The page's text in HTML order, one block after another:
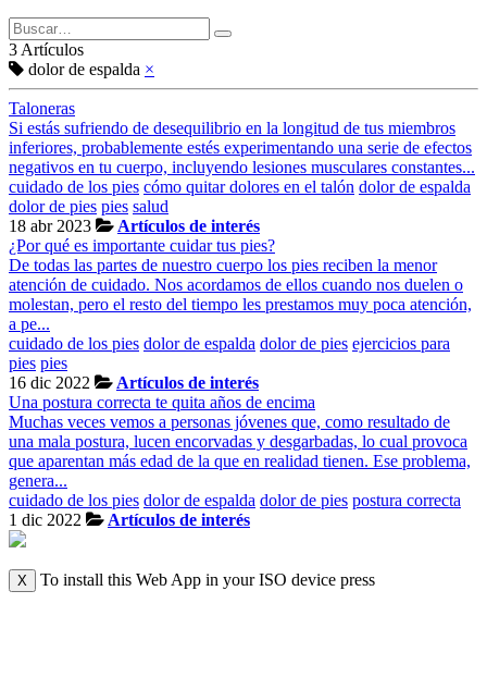
3 Artículos
dolor de espalda ×
Taloneras
Si estás sufriendo de desequilibrio en la longitud de tus miembros
inferiores, probablemente estés experimentando una serie de efectos
negativos en tu cuerpo, incluyendo lesiones musculares constantes...
cuidado de los pies cómo quitar dolores en el talón dolor de espalda
dolor de pies pies salud
18 abr 2023
Artículos de interés
¿Por qué es importante cuidar tus pies?
De todas las partes de nuestro cuerpo los pies reciben la menor
atención de cuidado. Nos acordamos de ellos cuando nos duelen o
molestan, pero el resto del tiempo les prestamos muy poca atención,
a pe...
cuidado de los pies dolor de espalda dolor de pies ejercicios para
pies pies
16 dic 2022
Artículos de interés
Una postura correcta te quita años de encima
Muchas veces vemos a personas jóvenes que, como resultado de
una mala postura, lucen encorvadas y desgarbadas, lo cual provoca
que aparentan más edad de la que en realidad tienen. Ese problema,
genera...
cuidado de los pies dolor de espalda dolor de pies postura correcta
1 dic 2022
Artículos de interés
X To install this Web App in your ISO device press